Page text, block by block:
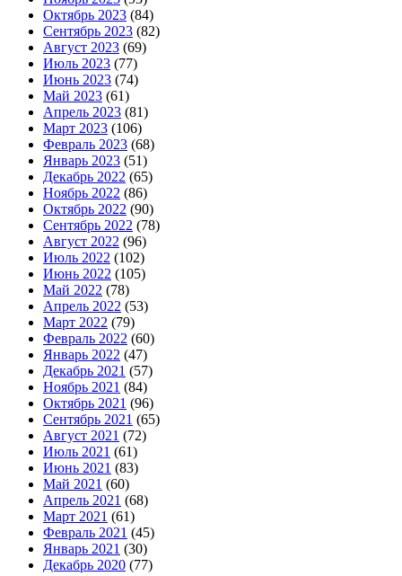
Октябрь 2023 (84)
Сентябрь 2023 (82)
Август 2023 (69)
Июль 2023 (77)
Июнь 2023 (74)
Май 2023 (61)
Апрель 2023 (81)
Март 2023 (106)
Февраль 2023 (68)
Январь 2023 (51)
Декабрь 2022 (65)
Ноябрь 2022 (86)
Октябрь 2022 (90)
Сентябрь 2022 (78)
Август 2022 (96)
Июль 2022 (102)
Июнь 2022 (105)
Май 2022 (78)
Апрель 2022 (53)
Март 2022 (79)
Февраль 2022 (60)
Январь 2022 (47)
Декабрь 2021 (57)
Ноябрь 2021 (84)
Октябрь 2021 (96)
Сентябрь 2021 (65)
Август 2021 (72)
Июль 2021 (61)
Июнь 2021 (83)
Май 2021 (60)
Апрель 2021 (68)
Март 2021 (61)
Февраль 2021 (45)
Январь 2021 (30)
Декабрь 2020 (77)